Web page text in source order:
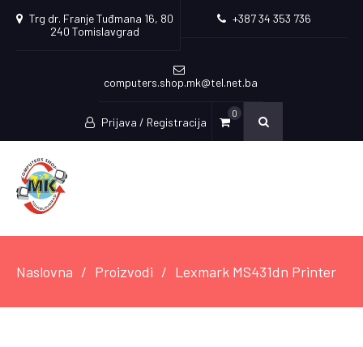
Trg dr. Franje Tuđmana 16, 80
240 Tomislavgrad
+387 34 353 736
computers.shop.mk@tel.net.ba
Prijava / Registracija
0
Naslovna Proizvodi Lexmark MS431dn Printer